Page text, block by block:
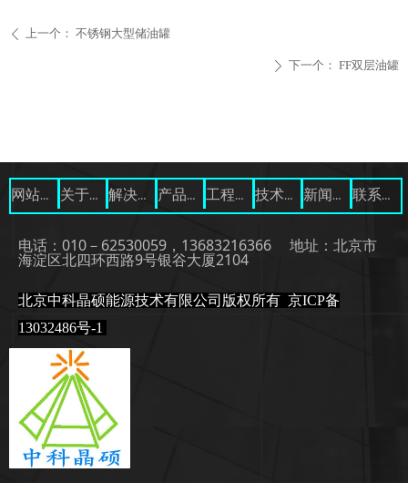
ꄴ 上一个： 不锈钢大型储油罐
ꄲ 下一个： FF双层油罐
北京中科晶硕能源技术有限公司版权所有 京ICP备
13032486号-1
电话：010－62530059，13683216366 地址：北京市
海淀区北四环西路9号银谷大厦2104
网站首页 关于我们 解决方案 产品展示 工程案例 技术资料 新闻中心 联系我们